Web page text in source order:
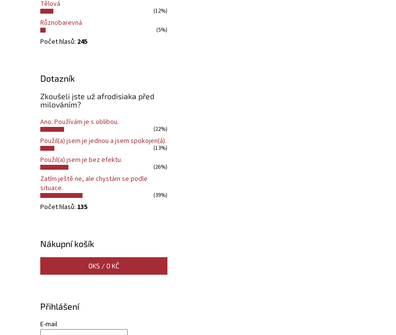
Tělová
(12%)
Různobarevná
(5%)
Počet hlasů: 245
Dotazník
Zkoušeli jste už afrodisiaka před
milováním?
Ano. Používám je s oblibou.
(22%)
Použil(a) jsem je jednou a jsem spokojen(á).
(13%)
Použil(a) jsem je bez efektu.
(26%)
Zatím ještě ne, ale chystám se podle
situace.
(39%)
Počet hlasů: 135
Nákupní košík
0KS / 0 KČ
Přihlášení
E-mail